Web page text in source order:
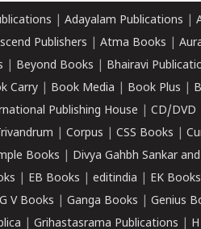
Adayalam Publications
Publishers Atma Books
Beyond Books Bhairavi
Carry Book Media Book Plus
Publishing House CD/DVD
Corpus CSS Books
Books Divya Gahbh Sankar
EB Books editindia EK Books
G V Books Ganga Books Genius
Grihastasrama Publications